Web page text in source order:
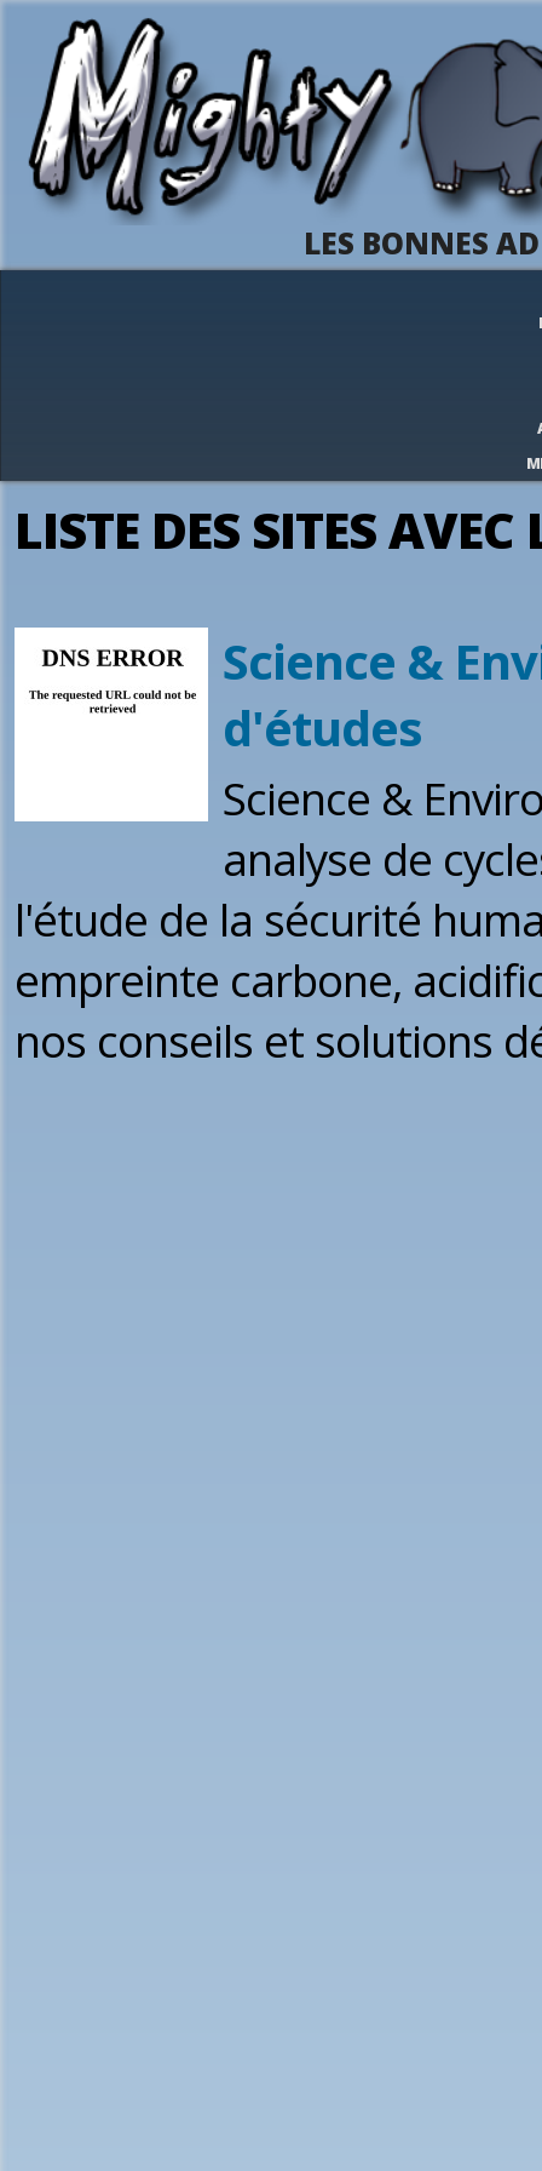
LES BONNES
LISTE DES SITES
Science &
d'études
Science &
analyse de
l'étude de la sécurité
empreinte carbone,
nos conseils et solutions